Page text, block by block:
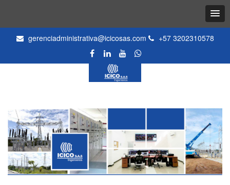
gerenciadministrativa@icicosas.com +57 3202310578